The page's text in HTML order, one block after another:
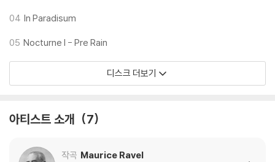
04 In Paradisum
05 Nocturne I - Pre Rain
디스크 더보기
아티스트 소개 7
작곡 Maurice Ravel